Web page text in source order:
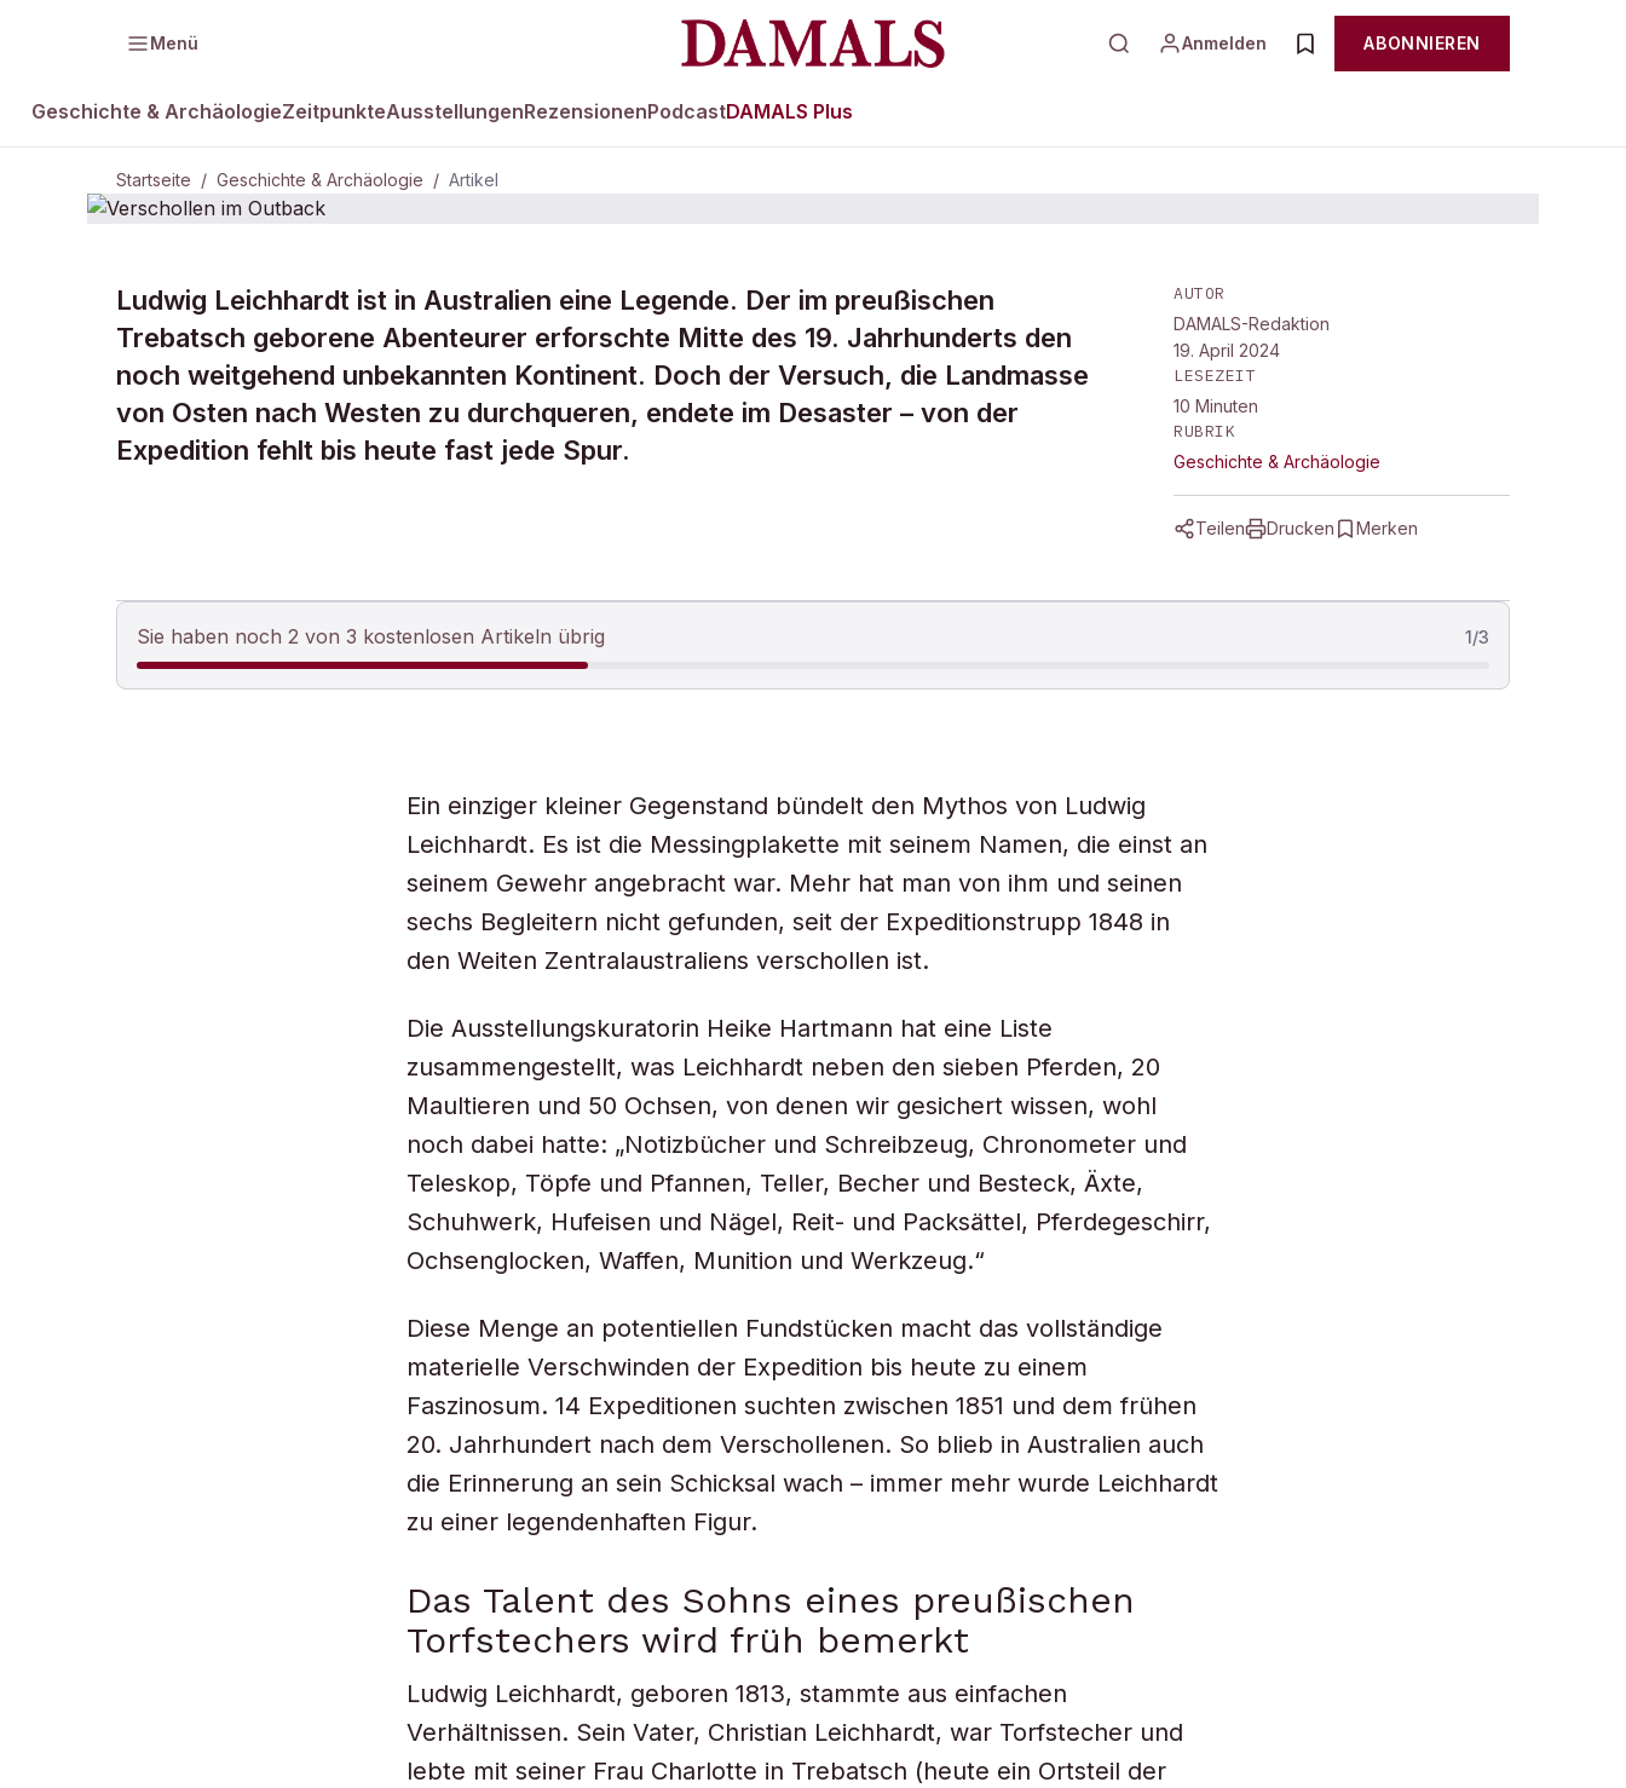
Menü Anmelden ABONNIEREN
Geschichte & ArchäologieZeitpunkteAusstellungenRezensionenPodcastDAMALS Plus
Startseite / Geschichte & Archäologie / Artikel
DAMALS PlusGESCHICHTE & ARCHÄOLOGIE
Verschollen im
Outback
Ludwig Leichhardt ist in Australien eine Legende. Der im preußischen
Trebatsch geborene Abenteurer erforschte Mitte des 19. Jahrhunderts den
noch weitgehend unbekannten Kontinent. Doch der Versuch, die Landmasse
von Osten nach Westen zu durchqueren, endete im Desaster – von der
Expedition fehlt bis heute fast jede Spur.
AUTOR
DAMALS-Redaktion
19. April 2024
LESEZEIT
10 Minuten
RUBRIK
Geschichte & Archäologie
Teilen Drucken Merken
Sie haben noch 2 von 3 kostenlosen Artikeln übrig 1/3
Ein einziger kleiner Gegenstand bündelt den Mythos von Ludwig
Leichhardt. Es ist die Messingplakette mit seinem Namen, die einst an
seinem Gewehr angebracht war. Mehr hat man von ihm und seinen
sechs Begleitern nicht gefunden, seit der Expeditionstrupp 1848 in
den Weiten Zentralaustraliens verschollen ist.
Die Ausstellungskuratorin Heike Hartmann hat eine Liste
zusammengestellt, was Leichhardt neben den sieben Pferden, 20
Maultieren und 50 Ochsen, von denen wir gesichert wissen, wohl
noch dabei hatte: „Notizbücher und Schreibzeug, Chronometer und
Teleskop, Töpfe und Pfannen, Teller, Becher und Besteck, Äxte,
Schuhwerk, Hufeisen und Nägel, Reit- und Packsättel, Pferdegeschirr,
Ochsenglocken, Waffen, Munition und Werkzeug.“
Diese Menge an potentiellen Fundstücken macht das vollständige
materielle Verschwinden der Expedition bis heute zu einem
Faszinosum. 14 Expeditionen suchten zwischen 1851 und dem frühen
20. Jahrhundert nach dem Verschollenen. So blieb in Australien auch
die Erinnerung an sein Schicksal wach – immer mehr wurde Leichhardt
zu einer legendenhaften Figur.
Das Talent des Sohns eines preußischen
Torfstechers wird früh bemerkt
Ludwig Leichhardt, geboren 1813, stammte aus einfachen
Verhältnissen. Sein Vater, Christian Leichhardt, war Torfstecher und
lebte mit seiner Frau Charlotte in Trebatsch (heute ein Ortsteil der